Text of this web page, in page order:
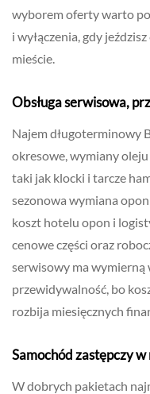
wyborem oferty warto
i wyłączenia, gdy
mieście.
Obsługa serwisowa,
Najem długoterminowy
okresowe, wymiany
taki jak klocki i tarcze
sezonowa wymiana
koszt hotelu opon i
cenowe części oraz
serwisowy ma wymierną
przewidywalność, bo
rozbija miesięcznych
Samochód zastępczy
W dobrych pakietach